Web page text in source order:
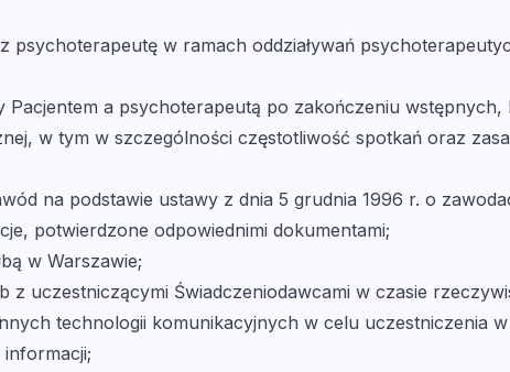
psychoterapeutę w ramach oddziaływań
Pacjentem a psychoterapeutą po zakończeniu
w tym w szczególności częstotliwość spotkań oraz
na podstawie ustawy z dnia 5 grudnia 1996 r. o
potwierdzone odpowiednimi dokumentami;
w Warszawie;
uczestniczącymi Świadczeniodawcami w czasie
technologii komunikacyjnych w celu uczestniczenia w